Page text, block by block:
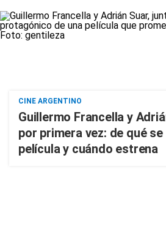
CINE ARGENTINO
Guillermo Francella y
por primera vez: de qué
película y cuándo estrena